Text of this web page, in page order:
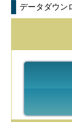
データダウン